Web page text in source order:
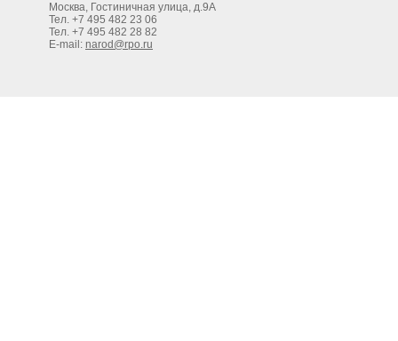
Москва, Гостиничная улица, д.9А
Тел. +7 495 482 23 06
Тел. +7 495 482 28 82
E-mail: narod@rpo.ru